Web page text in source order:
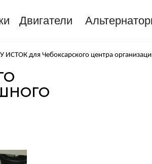
Двигатели
ИСТОК для Чебоксарского центра